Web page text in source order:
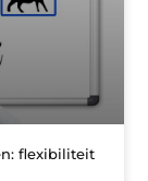
flexibiliteit